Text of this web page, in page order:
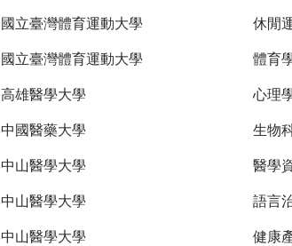
國立臺灣體育運動大學
休閒
國立臺灣體育運動大學
體育
高雄醫學大學
心理
中國醫藥大學
生物
中山醫學大學
醫學
中山醫學大學
語言
中山醫學大學
健康